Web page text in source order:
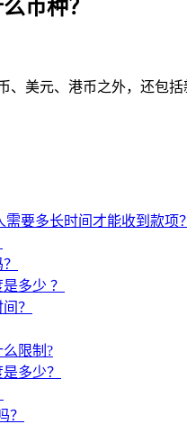
币种？
、美元、港币之外，还包
要多长时间才能收到款项？
多少 ？
？
限制?
多少？
？